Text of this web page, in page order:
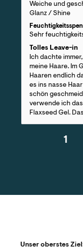
Weiche und
Glanz / Shine
Sehr
Tolles Leave-in
Ich dachte
meine Haare. Im
Haaren endlich
es ins nasse
schön
verwende ich
Flaxseed Gel.
1
Unser oberstes